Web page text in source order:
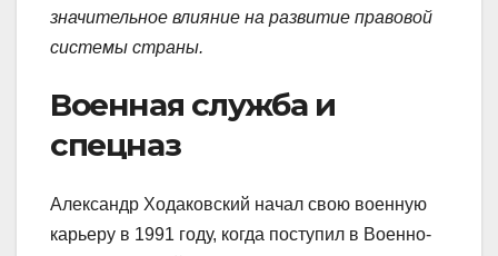
значительное влияние на развитие правовой
системы страны.
Военная служба и
спецназ
Александр Ходаковский начал свою военную
карьеру в 1991 году, когда поступил в Военно-